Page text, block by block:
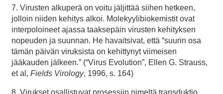
7. Virusten alkuperä on voitu jäljittää siihen hetkeen,
jolloin niiden kehitys alkoi. Molekyylibiokemistit ovat
interpoloineet ajassa taaksepäin virusten kehityksen
nopeuden ja suunnan. He havaitsivat, että “suurin osa
tämän päivän viruksista on kehittynyt viimeisen
jääkauden jälkeen.” (“Virus Evolution”, Ellen G. Strauss,
et al, Fields Virology, 1996, s. 164)